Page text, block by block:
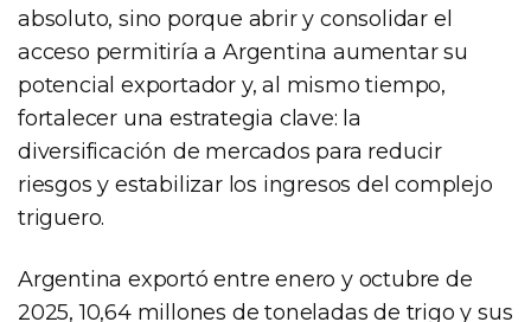
absoluto, sino porque abrir y consolidar el
acceso permitiría a Argentina aumentar su
potencial exportador y, al mismo tiempo,
fortalecer una estrategia clave: la
diversificación de mercados para reducir
riesgos y estabilizar los ingresos del complejo
triguero.
Argentina exportó entre enero y octubre de
2025, 10,64 millones de toneladas de trigo y sus